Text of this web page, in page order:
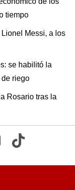
tiempo
Messi, a los
se habilitó la
riego
Rosario tras la